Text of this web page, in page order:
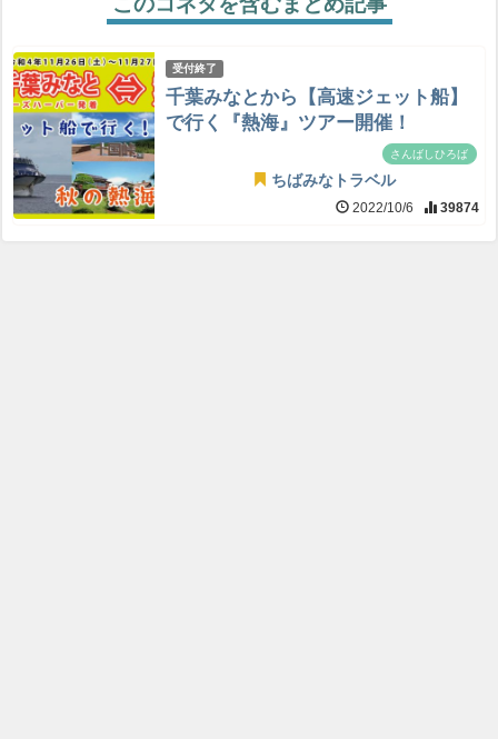
受付終了
千葉みなとから【高速ジェット船】
で行く『熱海』ツアー開催！
さんばしひろば
ちばみなトラベル
2022/10/6 39874